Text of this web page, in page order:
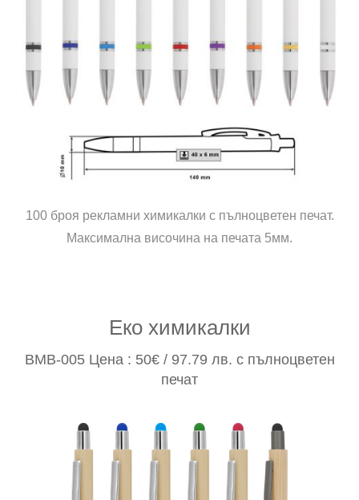
100 броя рекламни химикалки с пълноцветен печат.
Максимална височина на печата 5мм.
Еко химикалки
BMB-005 Цена : 50€ / 97.79 лв. с пълноцветен
печат